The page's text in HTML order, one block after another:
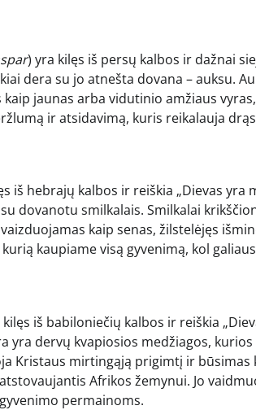
) yra kilęs iš persų kalbos ir dažnai
dera su jo atnešta dovana – auksu.
jaunas arba vidutinio amžiaus
ir atsidavimą, kuris reikalauja
iš hebrajų kalbos ir reiškia „Dievas yra
dovanotu smilkalais. Smilkalai
kaip senas, žilstelėjęs
kaupiame visą gyvenimą, kol
kilęs iš babiloniečių kalbos ir reiškia
yra dervų kvapiosios medžiagos,
Kristaus mirtingąją prigimtį ir būsimas
Afrikos žemynui. Jo
permainoms.